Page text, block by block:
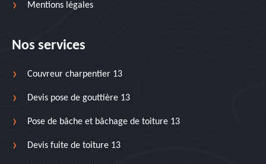
Mentions légales
Nos services
Couvreur charpentier 13
Devis pose de gouttière 13
Pose de bâche et bâchage de toiture 13
Devis fuite de toiture 13